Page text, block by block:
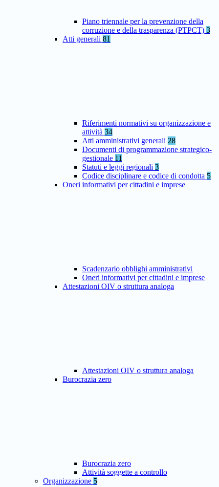
Piano triennale per la prevenzione della
corruzione e della trasparenza (PTPCT) 3
Atti generali 81
Riferimenti normativi su organizzazione e
attività 34
Atti amministrativi generali 28
Documenti di programmazione strategico-
gestionale 11
Statuti e leggi regionali 3
Codice disciplinare e codice di condotta 5
Oneri informativi per cittadini e imprese
Scadenzario obblighi amministrativi
Oneri informativi per cittadini e imprese
Attestazioni OIV o struttura analoga
Attestazioni OIV o struttura analoga
Burocrazia zero
Burocrazia zero
Attività soggette a controllo
Organizzazione 5